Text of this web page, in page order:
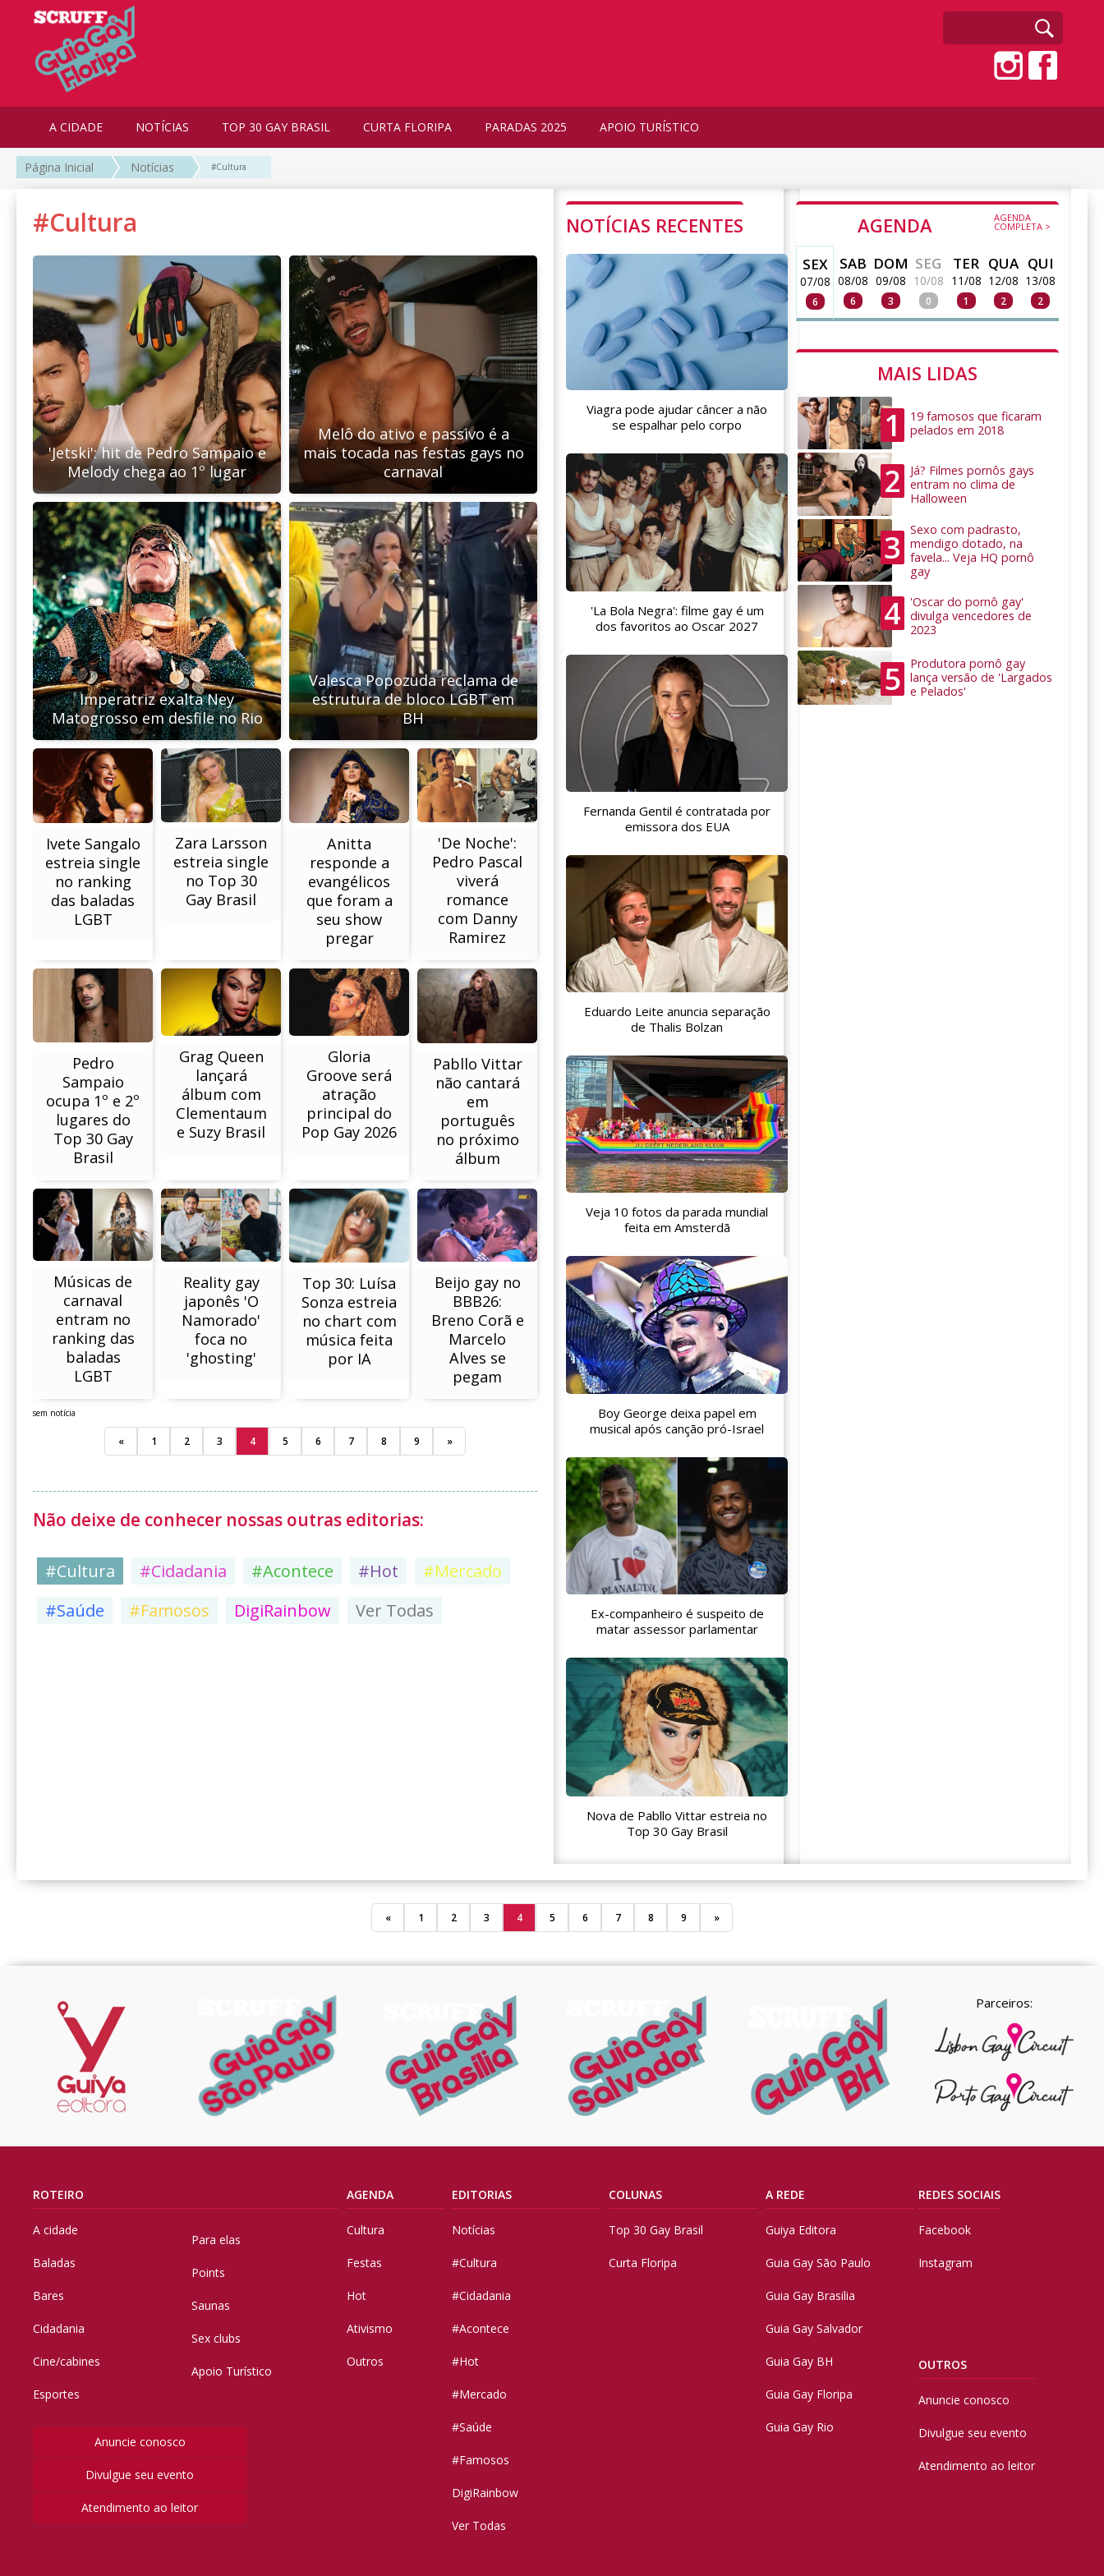
A CIDADE NOTÍCIAS TOP 30 GAY BRASIL CURTA FLORIPA PARADAS 2025 APOIO TURÍSTICO
Página Inicial Notícias #Cultura
#Cultura
'Jetski': hit de Pedro Sampaio e
Melody chega ao 1º lugar
Melô do ativo e passivo é a
mais tocada nas festas gays no
carnaval
Imperatriz exalta Ney
Matogrosso em desfile no Rio
Valesca Popozuda reclama de
estrutura de bloco LGBT em
BH
Ivete Sangalo
estreia single
no ranking
das baladas
LGBT
Zara Larsson
estreia single
no Top 30
Gay Brasil
Anitta
responde a
evangélicos
que foram a
seu show
pregar
'De Noche':
Pedro Pascal
viverá
romance
com Danny
Ramirez
Pedro
Sampaio
ocupa 1º e 2º
lugares do
Top 30 Gay
Brasil
Grag Queen
lançará
álbum com
Clementaum
e Suzy Brasil
Gloria
Groove será
atração
principal do
Pop Gay 2026
Pabllo Vittar
não cantará
em
português
no próximo
álbum
Músicas de
carnaval
entram no
ranking das
baladas
LGBT
Reality gay
japonês 'O
Namorado'
foca no
'ghosting'
Top 30: Luísa
Sonza estreia
no chart com
música feita
por IA
Beijo gay no
BBB26:
Breno Corã e
Marcelo
Alves se
pegam
sem notícia
« 1 2 3 4 5 6 7 8 9 »
Não deixe de conhecer nossas outras editorias:
#Cultura #Cidadania #Acontece #Hot
#Mercado
#Saúde
#Famosos DigiRainbow Ver Todas
NOTÍCIAS RECENTES
Viagra pode ajudar câncer a não
se espalhar pelo corpo
'La Bola Negra': filme gay é um
dos favoritos ao Oscar 2027
Fernanda Gentil é contratada por
emissora dos EUA
Eduardo Leite anuncia separação
de Thalis Bolzan
Veja 10 fotos da parada mundial
feita em Amsterdã
Boy George deixa papel em
musical após canção pró-Israel
Ex-companheiro é suspeito de
matar assessor parlamentar
Nova de Pabllo Vittar estreia no
Top 30 Gay Brasil
AGENDA AGENDA
COMPLETA >
SEX
07/08
6
SAB
08/08
6
DOM
09/08
3
SEG
10/08
0
TER
11/08
1
QUA
12/08
2
QUI
13/08
2
MAIS LIDAS
1
19 famosos que ficaram
pelados em 2018
2
Já? Filmes pornôs gays
entram no clima de
Halloween
3
Sexo com padrasto,
mendigo dotado, na
favela... Veja HQ pornô
gay
4
'Oscar do pornô gay'
divulga vencedores de
2023
5
Produtora pornô gay
lança versão de 'Largados
e Pelados'
« 1 2 3 4 5 6 7 8 9 »
Parceiros:
ROTEIRO
A cidade
Baladas
Bares
Cidadania
Cine/cabines
Esportes
Para elas
Points
Saunas
Sex clubs
Apoio Turístico
Anuncie conosco
Divulgue seu evento
Atendimento ao leitor
AGENDA
Cultura
Festas
Hot
Ativismo
Outros
EDITORIAS
Notícias
#Cultura
#Cidadania
#Acontece
#Hot
#Mercado
#Saúde
#Famosos
DigiRainbow
Ver Todas
COLUNAS
Top 30 Gay Brasil
Curta Floripa
A REDE
Guiya Editora
Guia Gay São Paulo
Guia Gay Brasilia
Guia Gay Salvador
Guia Gay BH
Guia Gay Floripa
Guia Gay Rio
REDES SOCIAIS
Facebook
Instagram
OUTROS
Anuncie conosco
Divulgue seu evento
Atendimento ao leitor